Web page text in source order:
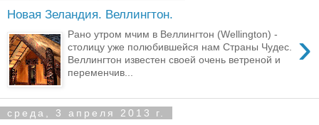
Новая Зеландия. Веллингтон.
›
Рано утром мчим в Веллингтон (Wellington) -
столицу уже полюбившейся нам Страны Чудес.
Веллингтон известен своей очень ветреной и
переменчив...
среда, 3 апреля 2013 г.